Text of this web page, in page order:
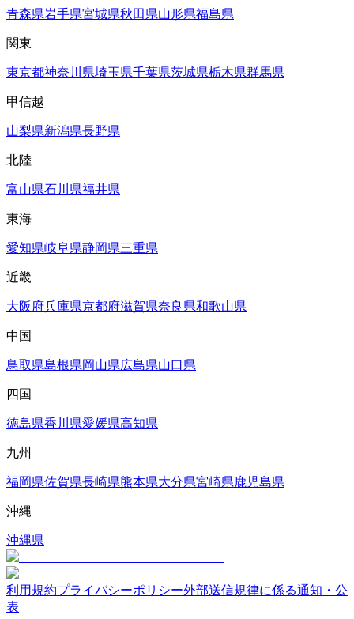
青森県岩手県宮城県秋田県山形県福島県
関東
東京都神奈川県埼玉県千葉県茨城県栃木県群馬県
甲信越
山梨県新潟県長野県
北陸
富山県石川県福井県
東海
愛知県岐阜県静岡県三重県
近畿
大阪府兵庫県京都府滋賀県奈良県和歌山県
中国
鳥取県島根県岡山県広島県山口県
四国
徳島県香川県愛媛県高知県
九州
福岡県佐賀県長崎県熊本県大分県宮崎県鹿児島県
沖縄
沖縄県
利用規約プライバシーポリシー外部送信規律に係る通知・公
表